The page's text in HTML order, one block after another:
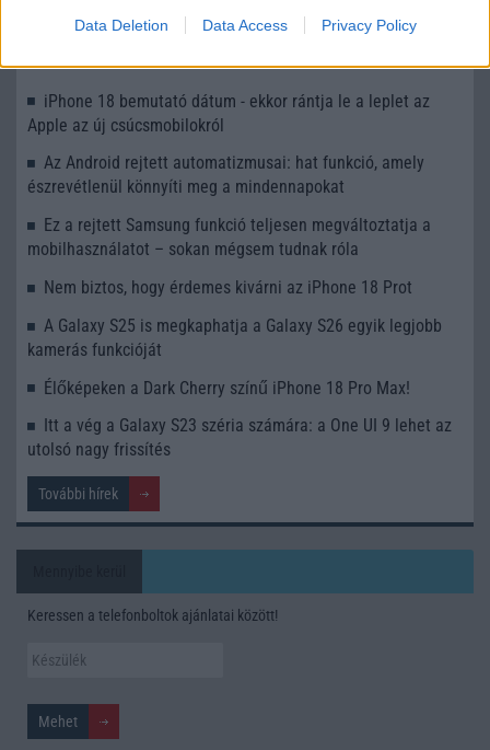
Data Deletion Data Access Privacy Policy
Számos népszerű Samsung Galaxy készülék kimarad a One
UI 9 frissítésből – itt a lista az érintett modellekről
iPhone 18 bemutató dátum - ekkor rántja le a leplet az
Apple az új csúcsmobilokról
Az Android rejtett automatizmusai: hat funkció, amely
észrevétlenül könnyíti meg a mindennapokat
Ez a rejtett Samsung funkció teljesen megváltoztatja a
mobilhasználatot – sokan mégsem tudnak róla
Nem biztos, hogy érdemes kivárni az iPhone 18 Prot
A Galaxy S25 is megkaphatja a Galaxy S26 egyik legjobb
kamerás funkcióját
Élőképeken a Dark Cherry színű iPhone 18 Pro Max!
Itt a vég a Galaxy S23 széria számára: a One UI 9 lehet az
utolsó nagy frissítés
További hírek
Keressen a telefonboltok ajánlatai között!